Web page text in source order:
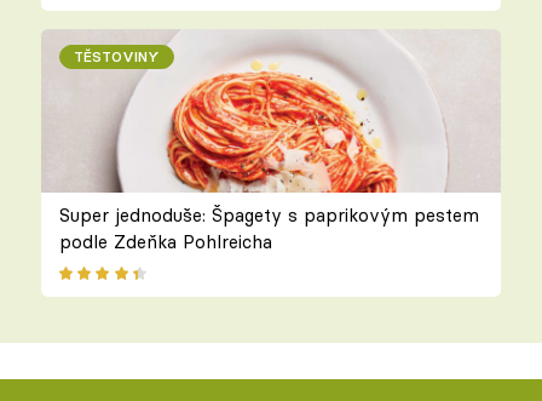
TĚSTOVINY
Super jednoduše: Špagety s paprikovým pestem
podle Zdeňka Pohlreicha